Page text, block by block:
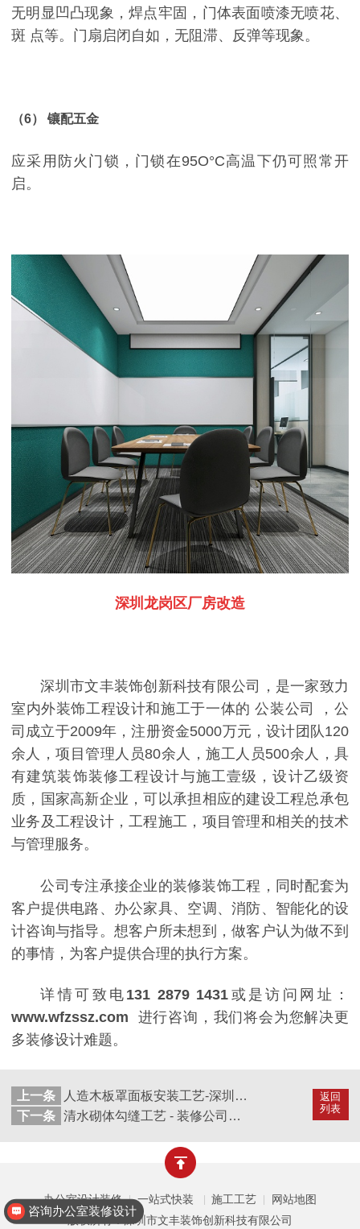
无明显凹凸现象，焊点牢固，门体表面喷漆无喷花、
斑 点等。门扇启闭自如，无阻滞、反弹等现象。
（6） 镶配五金
应采用防火门锁，门锁在95O°C高温下仍可照常开
启。
深圳龙岗区厂房改造
深圳市文丰装饰创新科技有限公司，是一家致力
室内外装饰工程设计和施工于一体的 公装公司 ，公
司成立于2009年，注册资金5000万元，设计团队120
余人，项目管理人员80余人，施工人员500余人，具
有建筑装饰装修工程设计与施工壹级，设计乙级资
质，国家高新企业，可以承担相应的建设工程总承包
业务及工程设计，工程施工，项目管理和相关的技术
与管理服务。
公司专注承接企业的装修装饰工程，同时配套为
客户提供电路、办公家具、空调、消防、智能化的设
计咨询与指导。想客户所未想到，做客户认为做不到
的事情，为客户提供合理的执行方案。
详情可致电 131 2879 1431 或是访问网址：
www.wfzssz.com
进行咨询，我们将会为您解决更
多装修设计难题。
返回
列表
上一条
人造木板罩面板安装工艺-深圳厂房装修-深圳办公室装饰设计工装公司
下一条
清水砌体勾缝工艺 - 装修公司哪家好 - 深圳办公室装饰设计公装公司
办公室设计装修 | 一站式快装 施工工艺
网站地图
版权所有：深圳市文丰装饰创新科技有限公司
咨询办公室装修设计